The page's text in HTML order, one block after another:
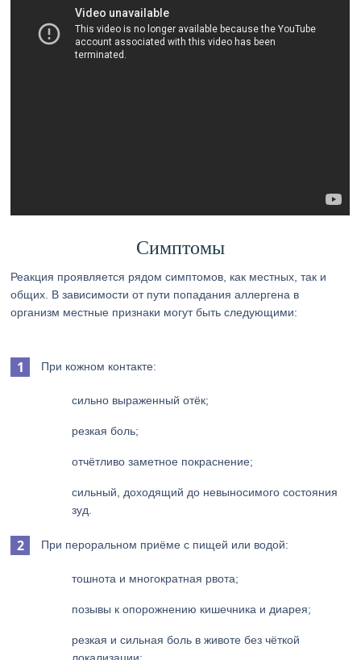
Симптомы
Реакция проявляется рядом симптомов, как местных, так и
общих. В зависимости от пути попадания аллергена в
организм местные признаки могут быть следующими:
При кожном контакте:
сильно выраженный отёк;
резкая боль;
отчётливо заметное покраснение;
сильный, доходящий до невыносимого состояния
зуд.
При пероральном приёме с пищей или водой:
тошнота и многократная рвота;
позывы к опорожнению кишечника и диарея;
резкая и сильная боль в животе без чёткой